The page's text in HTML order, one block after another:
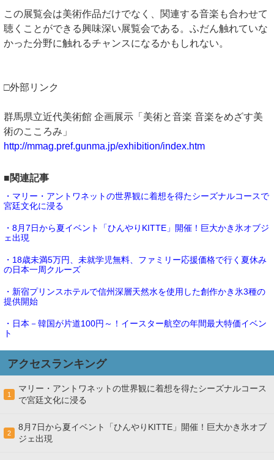
この展覧会は美術作品だけでなく、関連する音楽も合わせて
聴くことができる興味深い展覧会である。ふだん触れていな
かった分野に触れるチャンスになるかもしれない。
□外部リンク
群馬県立近代美術館 企画展示「美術と音楽 音楽をめざす美
術のこころみ」
http://mmag.pref.gunma.jp/exhibition/index.htm
■関連記事
・マリー・アントワネットの世界観に着想を得たシーズナルコースで
宮廷文化に浸る
・8月7日から夏イベント「ひんやりKITTE」開催！巨大かき氷オブジ
ェ出現
・18歳未満5万円、未就学児無料、ファミリー応援価格で行く夏休み
の日本一周クルーズ
・新宿プリンスホテルで信州深層天然水を使用した創作かき氷3種の
提供開始
・日本－韓国が片道100円～！イースター航空の年間最大特価イベン
ト
アクセスランキング
1
マリー・アントワネットの世界観に着想を得たシーズナルコース
で宮廷文化に浸る
2
8月7日から夏イベント「ひんやりKITTE」開催！巨大かき氷オブ
ジェ出現